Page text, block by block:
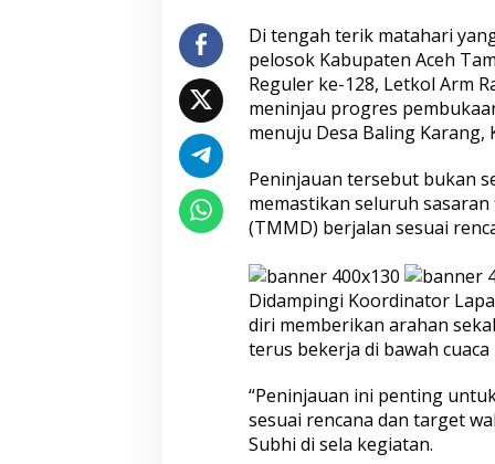
e
-
1
2
8
H
i
r
k
n
a
l
a
a
r
u
Di tengah terik matahari
pelosok Kabupaten Aceh
Reguler ke-128, Letkol Arm
meninjau progres
menuju Desa Baling Karang,
Peninjauan tersebut bukan
memastikan seluruh
(TMMD) berjalan sesuai
Didampingi Koordinator
diri memberikan arahan
terus bekerja di bawah cuaca
“Peninjauan ini penting
sesuai rencana dan target
Subhi di sela kegiatan.